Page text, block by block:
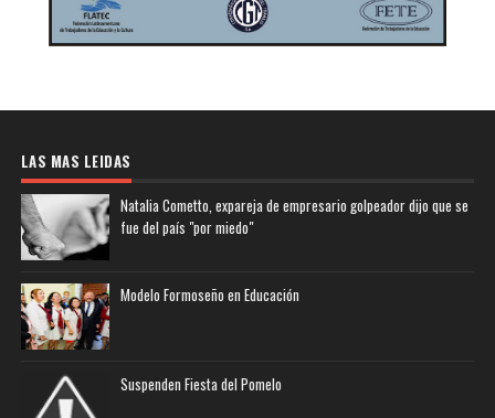
LAS MAS LEIDAS
Natalia Cometto, expareja de empresario golpeador dijo que se
fue del país "por miedo"
Modelo Formoseño en Educación
Suspenden Fiesta del Pomelo